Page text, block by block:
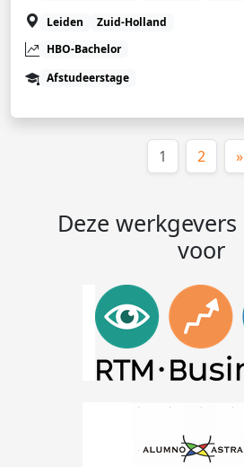
Leiden
Zuid-Holland
HBO-Bachelor
Afstudeerstage
1 (huidige)
2 »
Deze
voor